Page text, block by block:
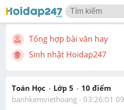
Tổng hợp bài văn hay
Sinh nhật Hoidap247
Toán Học Lớp 5 10 điểm
banhkemviethoang - 03:26:01